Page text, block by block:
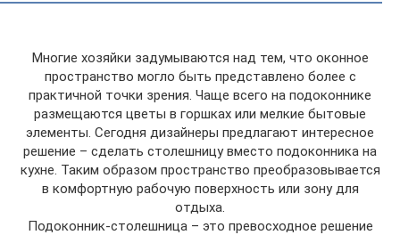
Многие хозяйки задумываются над тем, что оконное
пространство могло быть представлено более с
практичной точки зрения. Чаще всего на подоконнике
размещаются цветы в горшках или мелкие бытовые
элементы. Сегодня дизайнеры предлагают интересное
решение – сделать столешницу вместо подоконника на
кухне. Таким образом пространство преобразовывается
в комфортную рабочую поверхность или зону для
отдыха.
Подоконник-столешница – это превосходное решение